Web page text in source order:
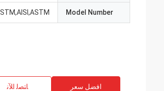
Model Number
افضل سعر ﺎﺘﺼﻟ ﺍﻶﻧ